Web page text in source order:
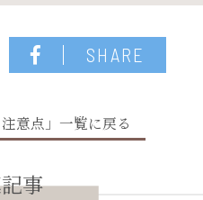
SHARE
意点」一覧に戻る
事